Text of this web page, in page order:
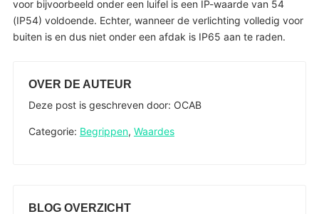
voor bijvoorbeeld onder een luifel is een IP-waarde van 54
(IP54) voldoende. Echter, wanneer de verlichting volledig voor
buiten is en dus niet onder een afdak is IP65 aan te raden.
OVER DE AUTEUR
Deze post is geschreven door: OCAB
Categorie: Begrippen, Waardes
BLOG OVERZICHT